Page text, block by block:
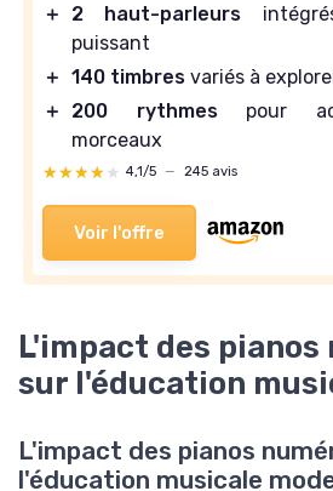
＋
2 haut-parleurs
puissant
＋ 140 timbres variés à
＋
200 rythmespour
morceaux
★★★★★
★★★★★ 4,1/5 — 245 avis
Voir l'offre
L'impact des pianos
sur l'éducation
L'impact des pianos
l'éducation musicale